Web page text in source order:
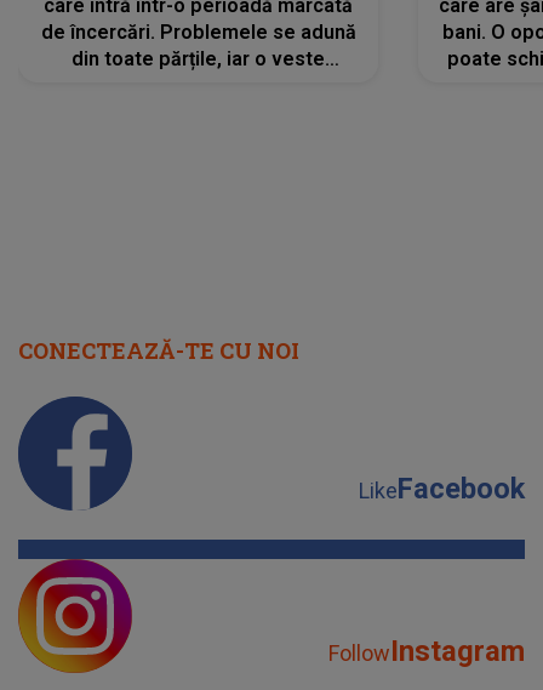
care intră într-o perioadă marcată
de încercări. Problemele se adună
din toate părțile, iar o veste
care are
bani. O
poate
CONECTEAZĂ-TE CU NOI
LikeFacebook
FollowInstagram